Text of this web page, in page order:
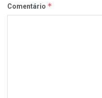
Comentário *